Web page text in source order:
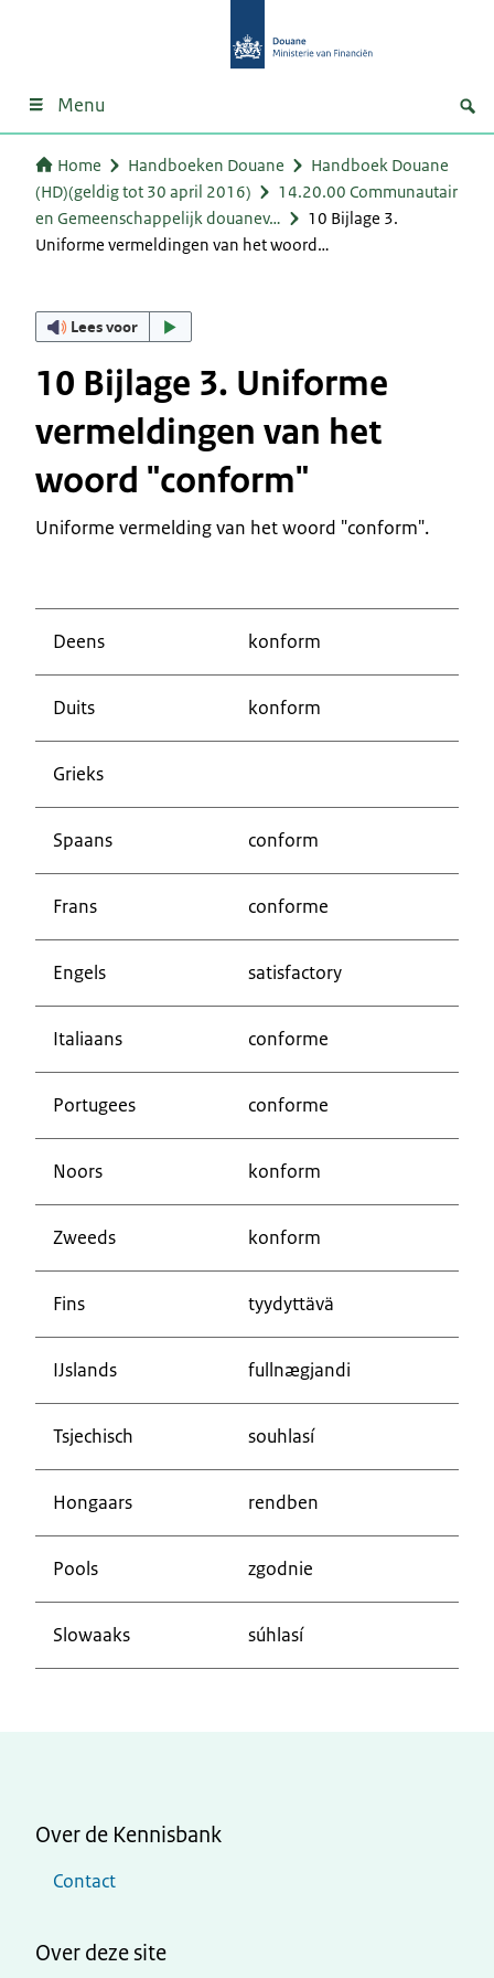
Menu
Home Handboeken Douane
Handboek Douane
(HD)(geldig tot 30 april 2016)
14.20.00 Communautair
en Gemeenschappelijk douanev…
10 Bijlage 3.
Uniforme vermeldingen van het woord…
Lees voor
10 Bijlage 3. Uniforme
vermeldingen van het
woord "conform"
Uniforme vermelding van het woord "conform".
Deens konform
Duits konform
Grieks
Spaans conform
Frans conforme
Engels satisfactory
Italiaans conforme
Portugees conforme
Noors konform
Zweeds konform
Fins tyydyttävä
IJslands fullnægjandi
Tsjechisch souhlasí
Hongaars rendben
Pools zgodnie
Slowaaks súhlasí
Over de Kennisbank
Contact
Over deze site